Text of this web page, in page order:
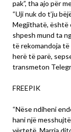
pak”, tha ajo për
“Uji nuk do t’ju
Megjithatë, është
shpesh mund ta
të rekomandoja
herë të parë,
transmeton
FREEPIK
“Nëse ndiheni
hani një
vërtetë. Marrja